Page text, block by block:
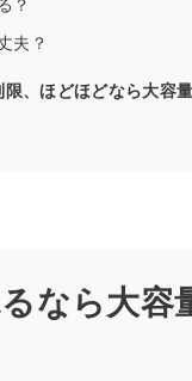
？
夫？
、ほどほどなら大容
なら大容